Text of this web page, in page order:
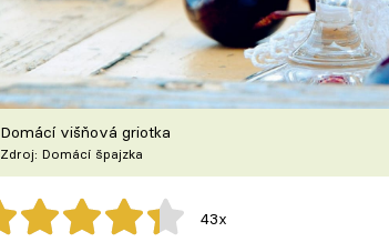
Domácí višňová griotka
Zdroj: Domácí špajzka
43x